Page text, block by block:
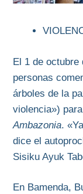
El 1 de octubre
personas
árboles de la
violencia»)
Ambazonia.
dice el
Sisiku Ayuk
En Bamenda,